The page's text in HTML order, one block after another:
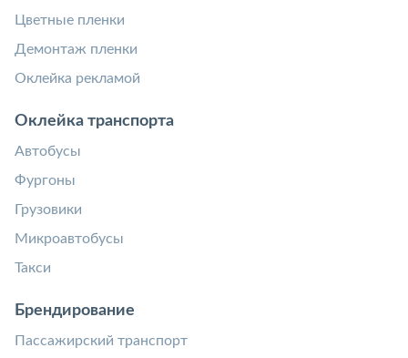
Цветные пленки
Демонтаж пленки
Оклейка рекламой
Оклейка транспорта
Автобусы
Фургоны
Грузовики
Микроавтобусы
Такси
Брендирование
Пассажирский транспорт